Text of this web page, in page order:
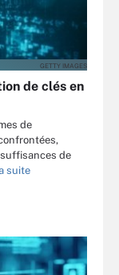
GETTY IMAGES
de clés en
de
de
suite